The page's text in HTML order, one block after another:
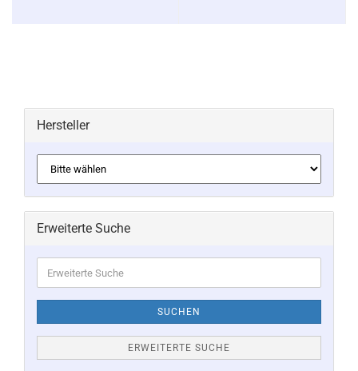
Hersteller
Erweiterte Suche
Suche
SUCHEN
ERWEITERTE SUCHE